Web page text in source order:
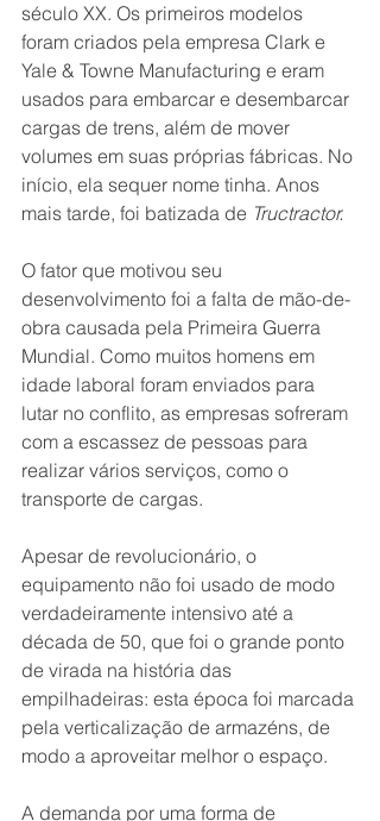
século XX. Os primeiros modelos
foram criados pela empresa Clark e
Yale & Towne Manufacturing e eram
usados para embarcar e desembarcar
cargas de trens, além de mover
volumes em suas próprias fábricas. No
início, ela sequer nome tinha. Anos
mais tarde, foi batizada de Tructractor.
O fator que motivou seu
desenvolvimento foi a falta de mão-de-
obra causada pela Primeira Guerra
Mundial. Como muitos homens em
idade laboral foram enviados para
lutar no conflito, as empresas sofreram
com a escassez de pessoas para
realizar vários serviços, como o
transporte de cargas.
Apesar de revolucionário, o
equipamento não foi usado de modo
verdadeiramente intensivo até a
década de 50, que foi o grande ponto
de virada na história das
empilhadeiras: esta época foi marcada
pela verticalização de armazéns, de
modo a aproveitar melhor o espaço.
A demanda por uma forma de